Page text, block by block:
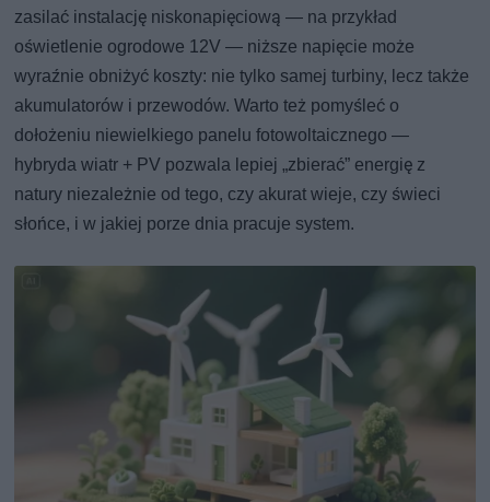
zasilać instalację niskonapięciową — na przykład
oświetlenie ogrodowe 12V — niższe napięcie może
wyraźnie obniżyć koszty: nie tylko samej turbiny, lecz także
akumulatorów i przewodów. Warto też pomyśleć o
dołożeniu niewielkiego panelu fotowoltaicznego —
hybryda wiatr + PV pozwala lepiej „zbierać” energię z
natury niezależnie od tego, czy akurat wieje, czy świeci
słońce, i w jakiej porze dnia pracuje system.